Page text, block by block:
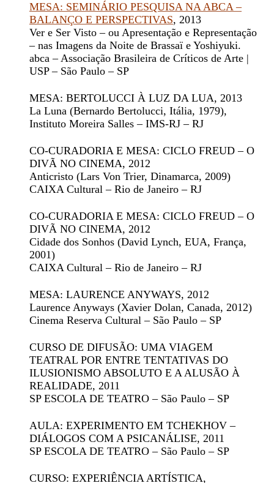
MESA: SEMINÁRIO PESQUISA NA ABCA –
BALANÇO E PERSPECTIVAS, 2013
Ver e Ser Visto – ou Apresentação e Representação
– nas Imagens da Noite de Brassaï e Yoshiyuki.
abca – Associação Brasileira de Críticos de Arte |
USP – São Paulo – SP
MESA: BERTOLUCCI À LUZ DA LUA, 2013
La Luna (Bernardo Bertolucci, Itália, 1979),
Instituto Moreira Salles – IMS-RJ – RJ
CO-CURADORIA E MESA: CICLO FREUD – O
DIVÃ NO CINEMA, 2012
Anticristo (Lars Von Trier, Dinamarca, 2009)
CAIXA Cultural – Rio de Janeiro – RJ
CO-CURADORIA E MESA: CICLO FREUD – O
DIVÃ NO CINEMA, 2012
Cidade dos Sonhos (David Lynch, EUA, França,
2001)
CAIXA Cultural – Rio de Janeiro – RJ
MESA: LAURENCE ANYWAYS, 2012
Laurence Anyways (Xavier Dolan, Canada, 2012)
Cinema Reserva Cultural – São Paulo – SP
CURSO DE DIFUSÃO: UMA VIAGEM
TEATRAL POR ENTRE TENTATIVAS DO
ILUSIONISMO ABSOLUTO E A ALUSÃO À
REALIDADE, 2011
SP ESCOLA DE TEATRO – São Paulo – SP
AULA: EXPERIMENTO EM TCHEKHOV –
DIÁLOGOS COM A PSICANÁLISE, 2011
SP ESCOLA DE TEATRO – São Paulo – SP
CURSO: EXPERIÊNCIA ARTÍSTICA,